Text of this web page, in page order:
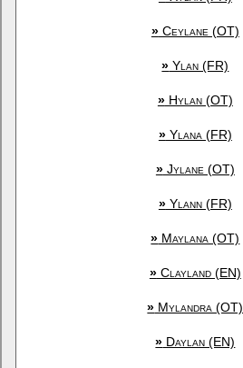
»Ceylane (OT)
» Ylan (FR)
»Hylan (OT)
»Ylana (FR)
»Jylane (OT)
»Ylann (FR)
» Maylana (OT)
»Clayland (EN)
» Mylandra (OT)
» Daylan (EN)